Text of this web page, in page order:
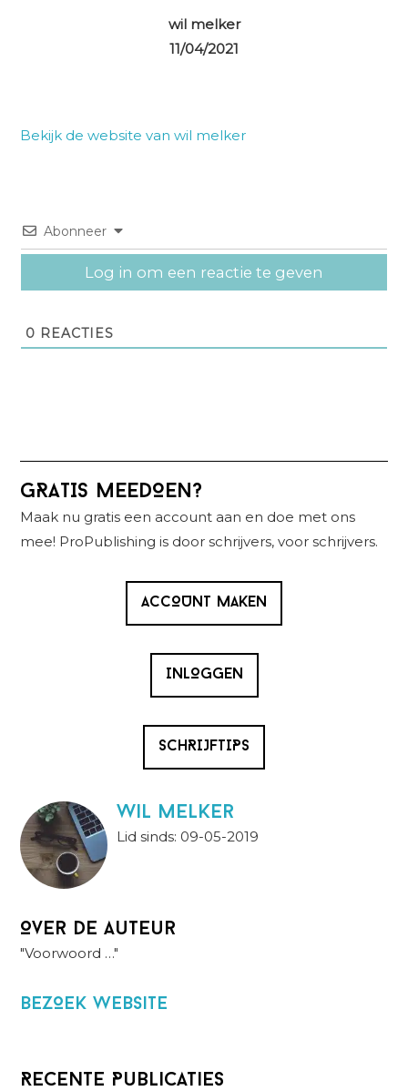
wil melker
11/04/2021
Bekijk de website van wil melker
Abonneer
Log in om een reactie te geven
0 REACTIES
Primaire
Sidebar
GRATIS MEEDOEN?
Maak nu gratis een account aan en doe met ons
mee! ProPublishing is door schrijvers, voor schrijvers.
ACCOUNT MAKEN
INLOGGEN
SCHRIJFTIPS
wil melker
Lid sinds: 09-05-2019
Over de auteur
"Voorwoord …"
BezOek website
Recente Publicaties